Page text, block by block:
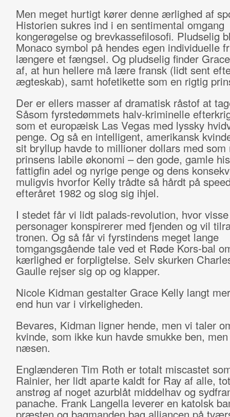
Men meget hurtigt kører denne ærlighed af
Historien sukres ind i en sentimental omgang
kongerøgelse og brevkassefilosofi. Pludselig
Monaco symbol på hendes egen individuelle
længere et fængsel. Og pludselig finder
af, at hun hellere må lære fransk (lidt sent
ægteskab), samt hofetikette som en rigtig
Der er ellers masser af dramatisk råstof at
Såsom fyrstedømmets halv-kriminelle
som et europæisk Las Vegas med lyssky
penge. Og så en intelligent, amerikansk
sit bryllup havde to millioner dollars med
prinsens labile økonomi – den gode, gamle
fattigfin adel og nyrige penge og dens
muligvis hvorfor Kelly trådte så hårdt på
efteråret 1982 og slog sig ihjel.
I stedet får vi lidt palads-revolution, hvor visse
personager konspirerer med fjenden og vil
tronen. Og så får vi fyrstindens meget lange
tomgangsgående tale ved et Røde Kors-bal
kærlighed er forpligtelse. Selv skurken
Gaulle rejser sig op og klapper.
Nicole Kidman gestalter Grace Kelly langt
end hun var i virkeligheden.
Bevares, Kidman ligner hende, men vi taler
kvinde, som ikke kun havde smukke ben,
næsen.
Englænderen Tim Roth er totalt miscastet
Rainier, her lidt aparte kaldt for Ray af alle,
anstrøg af noget azurblåt middelhav og
panache. Frank Langella leverer en katolsk